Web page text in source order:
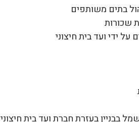
בתים משותפים
שכורות
על ידי ועד בית חיצוני
בבניין בעזרת חברת ועד בית חיצוני